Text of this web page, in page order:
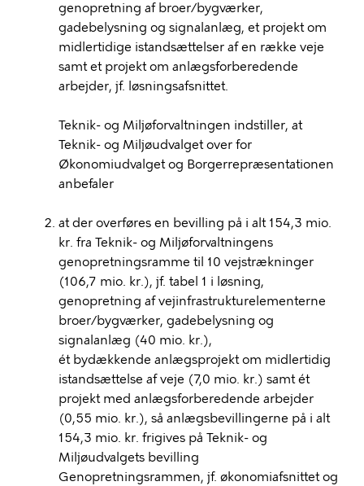
genopretning af broer/bygværker,
gadebelysning og signalanlæg, et projekt om
midlertidige istandsættelser af en række veje
samt et projekt om anlægsforberedende
arbejder, jf. løsningsafsnittet.
Teknik- og Miljøforvaltningen indstiller, at
Teknik- og Miljøudvalget over for
Økonomiudvalget og Borgerrepræsentationen
anbefaler
at der overføres en bevilling på i alt 154,3 mio.
kr. fra Teknik- og Miljøforvaltningens
genopretningsramme til 10 vejstrækninger
(106,7 mio. kr.), jf. tabel 1 i løsning,
genopretning af vejinfrastrukturelementerne
broer/bygværker, gadebelysning og
signalanlæg (40 mio. kr.),
ét bydækkende anlægsprojekt om midlertidig
istandsættelse af veje (7,0 mio. kr.) samt ét
projekt med anlægsforberedende arbejder
(0,55 mio. kr.), så anlægsbevillingerne på i alt
154,3 mio. kr. frigives på Teknik- og
Miljøudvalgets bevilling
Genopretningsrammen, jf. økonomiafsnittet og